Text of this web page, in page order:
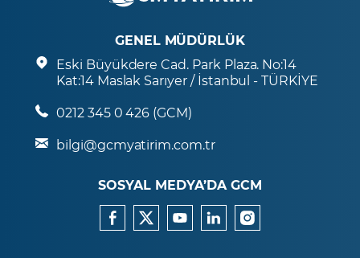
GENEL MÜDÜRLÜK
Eski Büyükdere Cad. Park Plaza. No:14
Kat:14 Maslak Sarıyer / İstanbul - TÜRKİYE
0212 345 0 426 (GCM)
bilgi@gcmyatirim.com.tr
SOSYAL MEDYA’DA GCM